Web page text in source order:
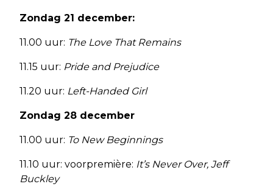
Zondag 21 december:
11.00 uur: The Love That Remains
11.15 uur: Pride and Prejudice
11.20 uur: Left-Handed Girl
Zondag 28 december
11.00 uur: To New Beginnings
11.10 uur: voorpremière: It’s Never Over, Jeff
Buckley